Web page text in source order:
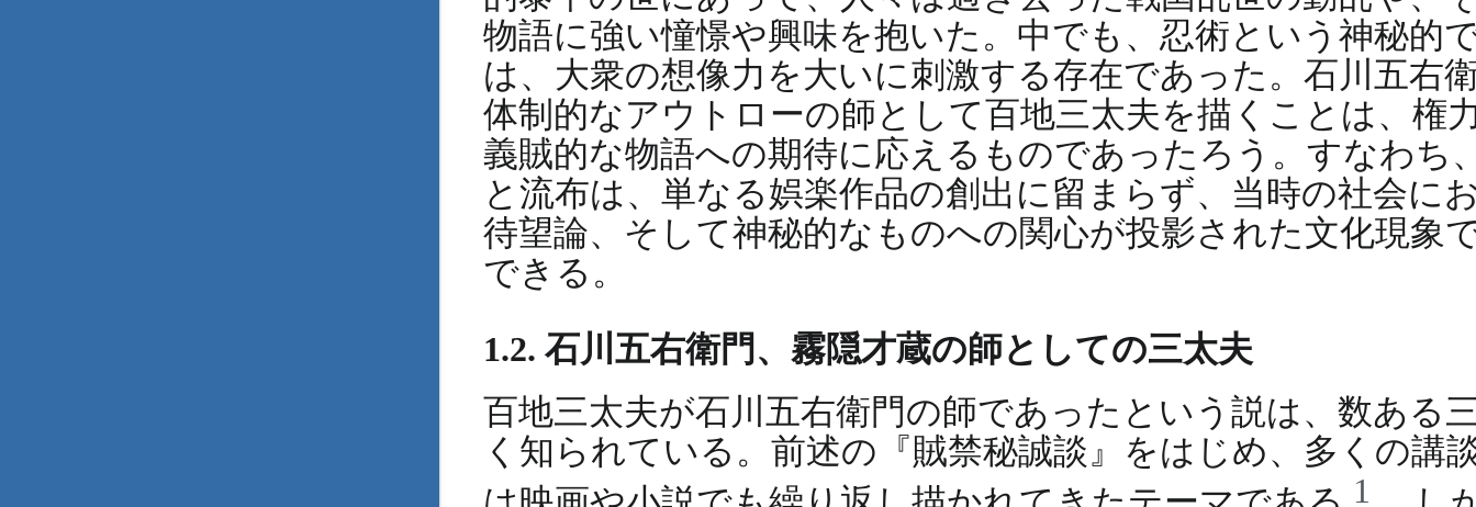
物語に強い憧憬や興味を抱いた。中でも、忍術という神秘的
は、大衆の想像力を大いに刺激する存在であった。石川五右
体制的なアウトローの師として百地三太夫を描くことは、権
義賊的な物語への期待に応えるものであったろう。すなわち
と流布は、単なる娯楽作品の創出に留まらず、当時の社会に
待望論、そして神秘的なものへの関心が投影された文化現象
できる。
1.2. 石川五右衛門、霧隠才蔵の師としての三太夫
百地三太夫が石川五右衛門の師であったという説は、数ある
く知られている。前述の『賊禁秘誠談』をはじめ、多くの講
1